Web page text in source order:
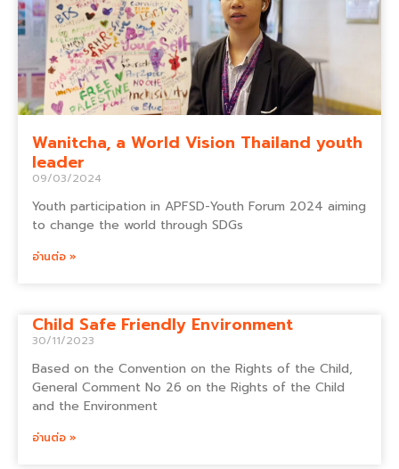
Wanitcha, a World Vision Thailand youth
leader
09/03/2024
Youth participation in APFSD-Youth Forum 2024 aiming
to change the world through SDGs
อ่านต่อ »
Child Safe Friendly Environment
30/11/2023
Based on the Convention on the Rights of the Child,
General Comment No 26 on the Rights of the Child
and the Environment
อ่านต่อ »